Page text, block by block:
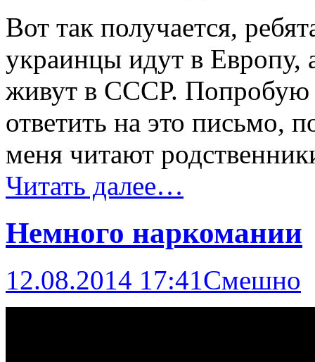
Вот так получается,
украинцы идут в Европу,
живут в СССР. Попробую
ответить на это письмо,
меня читают
Читать далее…
Немного наркомании
12.08.2014 17:41Смешно